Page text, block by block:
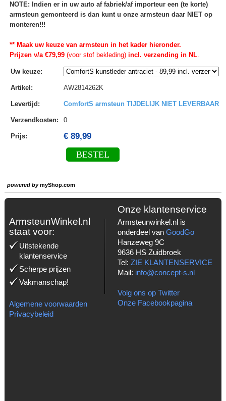
NOTE: Indien er in uw auto af fabriek/af importeur een (te korte)
armsteun gemonteerd is dan kunt u onze armsteun daar NIET op
monteren!!!
** Maak uw keuze van armsteun in het kader hieronder.
Prijzen v/a €79,99(voor stof bekleding)incl. verzending in NL.
Uw keuze:
Artikel : AW2814262K
Levertijd : ComfortS armsteun TIJDELIJK NIET LEVERBAAR
Verzendkosten: 0
Prijs: € 89,99
BESTEL
powered bymyShop.com
ArmsteunWinkel.nl
staat voor:
Uitstekende
klantenservice
Scherpe prijzen
Vakmanschap!
Algemene voorwaarden
Privacybeleid
Onze klantenservice
Armsteunwinkel.nl is
onderdeel van GoodGo
Hanzeweg 9C
9636 HS Zuidbroek
Tel: ZIE KLANTENSERVICE
Mail: info@concept-s.nl
Volg ons op Twitter
Onze Facebookpagina